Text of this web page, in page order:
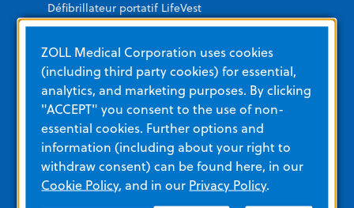
Défibrillateur portatif LifeVest
Formation et ressources
Autres ressources et liens
Formation
Voir tous les matériaux des produits
ZOLL Medical Corporation uses cookies
(including third party cookies) for essential,
analytics, and marketing purposes. By clicking
"ACCEPT" you consent to the use of non-
essential cookies. Further options and
information (including about your right to
withdraw consent) can be found here, in our
Cookie Policy, and in our Privacy Policy.